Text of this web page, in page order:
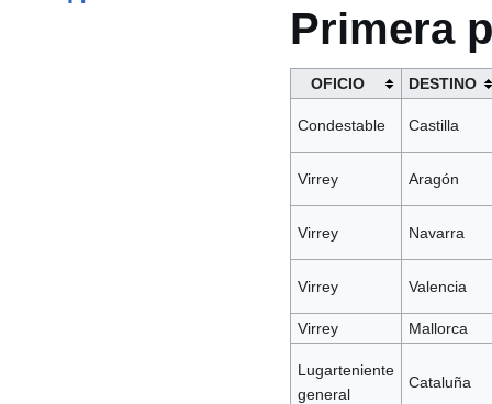
Primera
OFICIO DESTINO
Condestable Castilla
Virrey Aragón
Virrey Navarra
Virrey Valencia
Virrey Mallorca
Lugarteniente
general
Cataluña